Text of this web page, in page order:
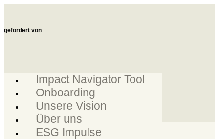
gefördert von
Impact Navigator Tool
Onboarding
Unsere Vision
Über uns
ESG Impulse